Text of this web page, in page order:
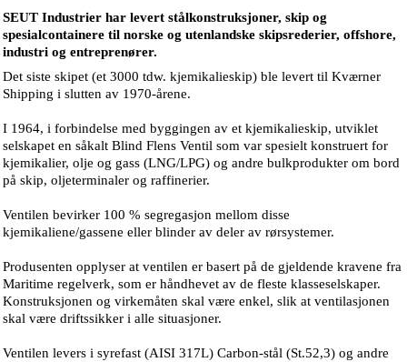
SEUT Industrier har levert stålkonstruksjoner, skip og
spesialcontainere til norske og utenlandske skipsrederier, offshore,
industri og entreprenører.
Det siste skipet (et 3000 tdw. kjemikalieskip) ble levert til Kværner
Shipping i slutten av 1970-årene.
I 1964, i forbindelse med byggingen av et kjemikalieskip, utviklet
selskapet en såkalt Blind Flens Ventil som var spesielt konstruert for
kjemikalier, olje og gass (LNG/LPG) og andre bulkprodukter om bord
på skip, oljeterminaler og raffinerier.
Ventilen bevirker 100 % segregasjon mellom disse
kjemikaliene/gassene eller blinder av deler av rørsystemer.
Produsenten opplyser at ventilen er basert på de gjeldende kravene fra
Maritime regelverk, som er håndhevet av de fleste klasseselskaper.
Konstruksjonen og virkemåten skal være enkel, slik at ventilasjonen
skal være driftssikker i alle situasjoner.
Ventilen levers i syrefast (AISI 317L) Carbon-stål (St.52,3) og andre